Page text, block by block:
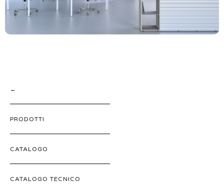
←
PRODOTTI
CATALOGO
CATALOGO TECNICO